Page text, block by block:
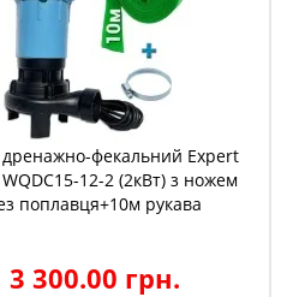
дренажно-фекальний Expert
12-2 (2кВт) з ножем
поплавця+10м рукава
3 300.00 грн.